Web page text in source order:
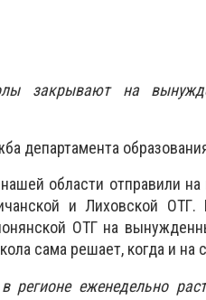
закрывают на
департамента
области отправили
и Лиховской
ОТГ на
сама решает, когда и на
регионе еженедельно